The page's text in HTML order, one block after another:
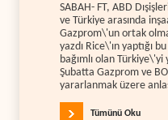
SABAH- FT, ABD
ve Türkiye arasında
Gazprom\'un ortak
yazdı Rice\'ın yaptığı
bağımlı olan
Şubatta Gazprom ve
yararlanmak üzere
Tümünü Oku